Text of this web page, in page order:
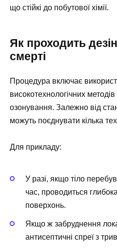
що стійкі до побутової хімії.
Як проходить
смерті
Процедура включає
високотехнологічних
озонування. Залежно від
можуть поєднувати кілька
Для прикладу:
У разі, якщо тіло
час, проводиться
поверхонь.
Якщо ж забруднення
антисептичні спреї з